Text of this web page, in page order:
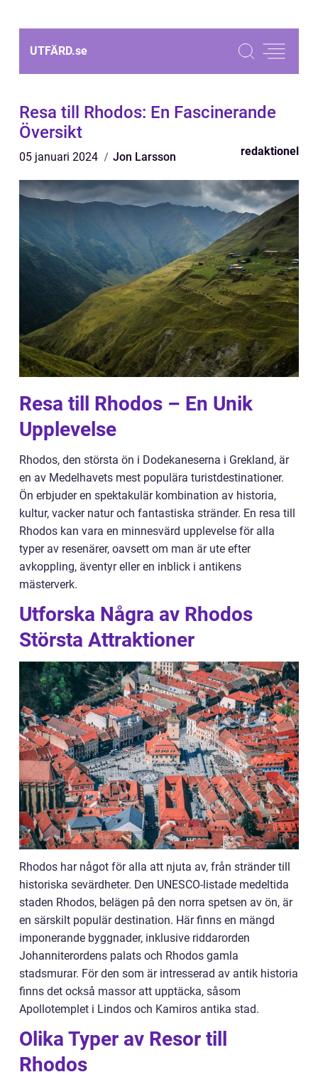
UTFÄRD.se
Resa till Rhodos: En Fascinerande
Översikt
05 januari 2024 Jon Larsson redaktionel
Resa till Rhodos – En Unik
Upplevelse
Rhodos, den största ön i Dodekaneserna i Grekland, är
en av Medelhavets mest populära turistdestinationer.
Ön erbjuder en spektakulär kombination av historia,
kultur, vacker natur och fantastiska stränder. En resa till
Rhodos kan vara en minnesvärd upplevelse för alla
typer av resenärer, oavsett om man är ute efter
avkoppling, äventyr eller en inblick i antikens
mästerverk.
Utforska Några av Rhodos
Största Attraktioner
Rhodos har något för alla att njuta av, från stränder till
historiska sevärdheter. Den UNESCO-listade medeltida
staden Rhodos, belägen på den norra spetsen av ön, är
en särskilt populär destination. Här finns en mängd
imponerande byggnader, inklusive riddarorden
Johanniterordens palats och Rhodos gamla
stadsmurar. För den som är intresserad av antik historia
finns det också massor att upptäcka, såsom
Apollotemplet i Lindos och Kamiros antika stad.
Olika Typer av Resor till
Rhodos